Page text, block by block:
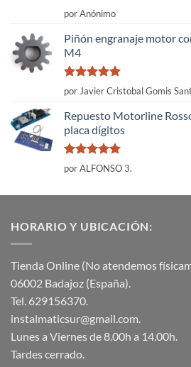
Valorado
con
por Anónimo
Piñón engranaje motor
M4
Valorado
con
por Javier Cristobal Gomis
Repuesto Motorline
placa dígitos
Valorado
con
por ALFONSO 3.
HORARIO Y UBICACIÓN:
Tienda Online (No atendemos
06002 Badajoz (España).
Tel. 629156370.
instalmaticsur@gmail.com.
Lunes a Viernes de 8.00h a 14.00h.
Tardes cerrado.